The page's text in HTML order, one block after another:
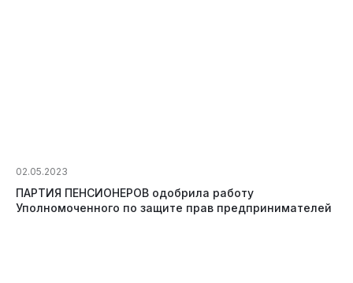
02.05.2023
ПАРТИЯ ПЕНСИОНЕРОВ одобрила работу
Уполномоченного по защите прав предпринимателей